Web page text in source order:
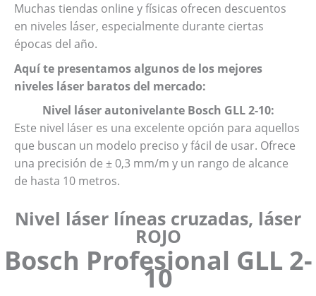
Muchas tiendas online y físicas ofrecen descuentos
en niveles láser, especialmente durante ciertas
épocas del año.
Aquí te presentamos algunos de los mejores
niveles láser baratos del mercado:
Nivel láser autonivelante Bosch GLL 2-10:
Este nivel láser es una excelente opción para aquellos
que buscan un modelo preciso y fácil de usar. Ofrece
una precisión de ± 0,3 mm/m y un rango de alcance
de hasta 10 metros.
Nivel láser líneas cruzadas, láser
ROJO
Bosch Profesional GLL 2-
10